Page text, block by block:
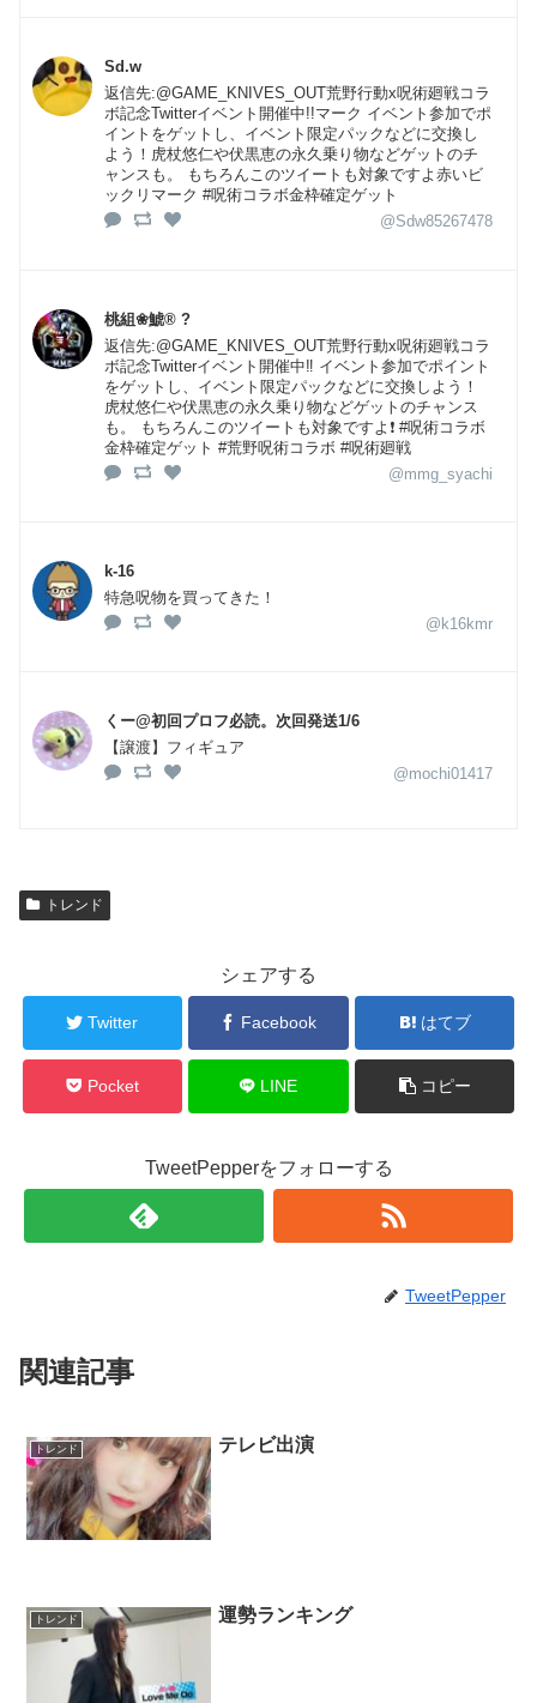
Sd.w
返信先:@GAME_KNIVES_OUT荒野行動x呪術廻戦コラ
ボ記念Twitterイベント開催中!!マーク イベント参加でポ
イントをゲットし、イベント限定パックなどに交換し
よう！虎杖悠仁や伏黒恵の永久乗り物などゲットのチ
ャンスも。 もちろんこのツイートも対象ですよ赤いビ
ックリマーク #呪術コラボ金枠確定ゲット
@Sdw85267478
桃組❀鯱® ︎?
返信先:@GAME_KNIVES_OUT荒野行動x呪術廻戦コラ
ボ記念Twitterイベント開催中‼️ イベント参加でポイント
をゲットし、イベント限定パックなどに交換しよう！
虎杖悠仁や伏黒恵の永久乗り物などゲットのチャンス
も。 もちろんこのツイートも対象ですよ❗️ #呪術コラボ
金枠確定ゲット #荒野呪術コラボ #呪術廻戦
@mmg_syachi
k-16
特急呪物を買ってきた！
@k16kmr
くー@初回プロフ必読。次回発送1/6
【譲渡】フィギュア
@mochi01417
トレンド
シェアする
Twitter Facebook はてブ
Pocket LINE コピー
TweetPepperをフォローする
TweetPepper
関連記事
トレンド テレビ出演
トレンド 運勢ランキング